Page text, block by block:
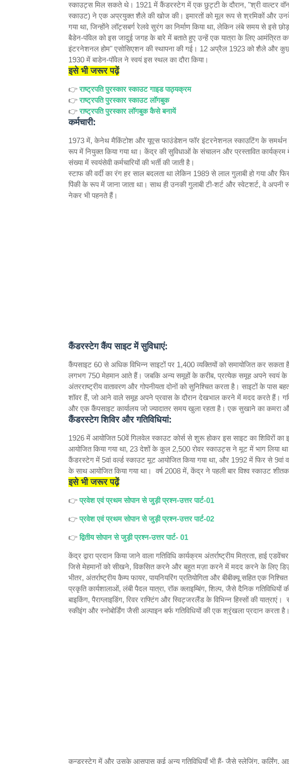
स्काउट्स मिल सकते थे। 1921 में कैंडरस्टेग में एक छुट्टी के दौरान, "श्री वाल्टर
स्काउट) ने एक अप्रयुक्त शैले की खोज की। इमारतों को मूल रूप से श्रमिकों और
गया था, जिन्होंने लॉट्सबर्ग रेलवे सुरंग का निर्माण किया था, लेकिन लंबे समय से इसे
बैडेन-पॉवेल को इस जादुई जगह के बारे में बताते हुए उन्हें एक यात्रा के लिए
इंटरनेशनल होम" एसोसिएशन की स्थापना की गई। 12 अप्रैल 1923 को शैले और
1930 में बाडेन-पॉवेल ने स्वयं इस स्थल का दौरा किया।
इसे भी जरूर पढ़ें
👉राष्ट्रपति पुरस्कार स्काउट गाइड पाठ्यक्रम
👉राष्ट्रपति पुरस्कार स्काउट लॉगबुक
👉राष्ट्रपति पुरस्कार लॉगबुक कैसे बनायें
कर्मचारी:
1973 में, केनेथ मैकिंटोश और यूएस फाउंडेशन फॉर इंटरनेशनल स्काउटिंग के समर्थन
रूप में नियुक्त किया गया था। केंद्र की सुविधाओं के संचालन और प्रस्तावित कार्यक्रम
संख्या में स्वयंसेवी कर्मचारियों की भर्ती की जाती है।
स्टाफ की वर्दी का रंग हर साल बदलता था लेकिन 1989 से लाल गुलाबी हो गया और
पिंकी के रूप में जाना जाता था। साथ ही उनकी गुलाबी टी-शर्ट और स्वेटशर्ट, वे अपनी
नेकर भी पहनते हैं।
कैंडरस्टेग कैंप साइट में सुविधाएं:
कैंपसाइट 60 से अधिक विभिन्न साइटों पर 1,400 व्यक्तियों को समायोजित कर
लगभग 750 मेहमान आते हैं। जबकि अन्य समूहों के करीब, प्रत्येक समूह अपने स्वयं के
अंतरराष्ट्रीय वातावरण और गोपनीयता दोनों को सुनिश्चित करता है। साइटों के पास
शॉवर हैं, जो आने वाले समूह अपने प्रवास के दौरान देखभाल करने में मदद करते हैं।
और एक कैंपसाइट कार्यालय जो ज्यादातर समय खुला रहता है। एक सुखाने का कमरा
कैंडरस्टेग शिविर और गतिविधियां:
1926 में आयोजित 50वें गिलवेल स्काउट कोर्स से शुरू होकर इस साइट का शिविरों का
आयोजित किया गया था, 23 देशों के कुल 2,500 रोवर स्काउट्स ने मूट में भाग लिया
कैंडरस्टेग में 5वां वर्ल्ड स्काउट मूट आयोजित किया गया था, और 1992 में फिर से
के साथ आयोजित किया गया था। वर्ष 2008 में, केंद्र ने पहली बार विश्व स्काउट
इसे भी जरूर पढ़ें
👉प्रवेश एवं प्रथम सोपान से जुड़ी प्रश्न-उत्तर पार्ट-01
👉प्रवेश एवं प्रथम सोपान से जुड़ी प्रश्न-उत्तर पार्ट-02
👉द्वितीय सोपान से जुड़ी प्रश्न-उत्तर पार्ट- 01
केंद्र द्वारा प्रदान किया जाने वाला गतिविधि कार्यक्रम अंतर्राष्ट्रीय मित्रता, हाई
जिसे मेहमानों को सीखने, विकसित करने और बहुत मज़ा करने में मदद करने के लिए
भीतर, अंतर्राष्ट्रीय कैम्प फायर, पायनियरिंग प्रतियोगिता और बीबीक्यू सहित एक
प्रकृति कार्यशालाओं, लंबी पैदल यात्रा, रॉक क्लाइम्बिंग, शिल्प, जैसे दैनिक
बाइकिंग, पैराग्लाइडिंग, रिवर राफ्टिंग और स्विट्जरलैंड के विभिन्न हिस्सों की
स्कीइंग और स्नोबोर्डिंग जैसी अल्पाइन बर्फ गतिविधियों की एक श्रृंखला प्रदान करता है।
कन्डरस्टेग में और उसके आसपास कई अन्य गतिविधियाँ भी हैं- जैसे स्लेजिंग, कर्लिंग,